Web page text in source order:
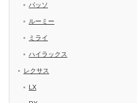
パッソ
ルーミー
ミライ
ハイラックス
レクサス
LX